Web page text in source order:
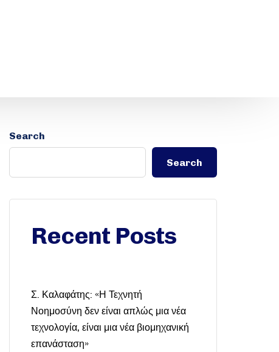
Search
Search
Recent Posts
Σ. Καλαφάτης: «Η Τεχνητή
Νοημοσύνη δεν είναι απλώς μια νέα
τεχνολογία, είναι μια νέα βιομηχανική
επανάσταση»